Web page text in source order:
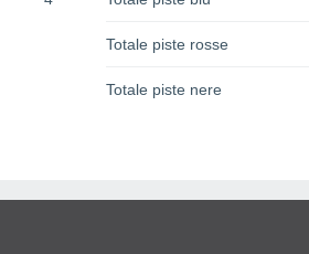
Totale piste rosse
Totale piste nere